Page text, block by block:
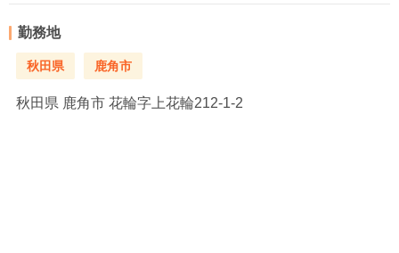
勤務地
秋田県 鹿角市
秋田県 鹿角市 花輪字上花輪212-1-2